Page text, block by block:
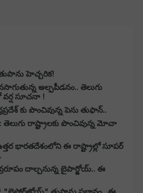
హెచ్చరిక!
అల్పపీడనం.. తెలుగు
వర్ష సూచనా !
కు పొంచివున్న పెను తుఫాన్..
తెలుగు రాష్ట్రాలకు పొంచివున్న మోచా
భారతదేశంలోని ఈ రాష్ట్రాల్లో సూపర్
దాల్చనున్న బైపార్జోయ్.. ఈ